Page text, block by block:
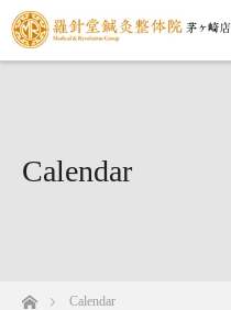
Calendar
ホームCalendar